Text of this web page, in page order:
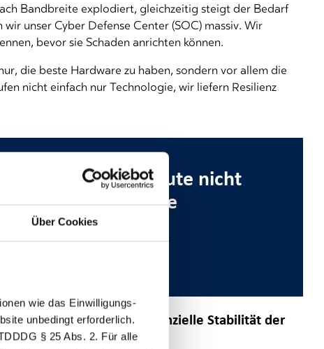
Über Cookies
wie das Einwilligungs-
unbedingt erforderlich.
§ 25 Abs. 2. Für alle
Bandbreite explodiert, gleichzeitig steigt der Bedarf
unser Cyber Defense Center (SOC) massiv. Wir
bevor sie Schaden anrichten können.
die beste Hardware zu haben, sondern vor allem die
nicht einfach nur Technologie, wir liefern Resilienz
für uns heute nicht
haben, sondern die
top' zu liefern.“
Wie steht es um die finanzielle Stabilität der